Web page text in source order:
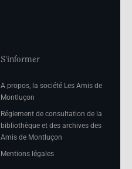
S'informer
A propos, la société Les Amis de
Montluçon
Réglement de consultation de la
bibliothèque et des archives des
Amis de Montluçon
Mentions légales